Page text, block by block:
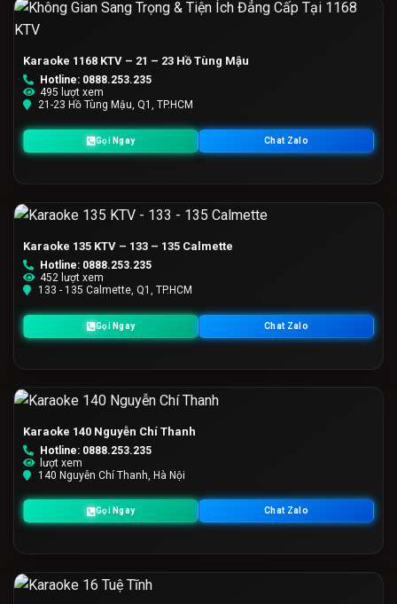
Karaoke 1168 KTV – 21 – 23 Hồ Tùng Mậu
Hotline: 0888.253.235
495 lượt xem
21-23 Hồ Tùng Mậu, Q1, TP.HCM
Gọi Ngay Chat Zalo
Karaoke 135 KTV – 133 – 135 Calmette
Hotline: 0888.253.235
452 lượt xem
133 - 135 Calmette, Q1, TP.HCM
Gọi Ngay Chat Zalo
Karaoke 140 Nguyễn Chí Thanh
Hotline: 0888.253.235
lượt xem
140 Nguyễn Chí Thanh, Hà Nội
Gọi Ngay Chat Zalo